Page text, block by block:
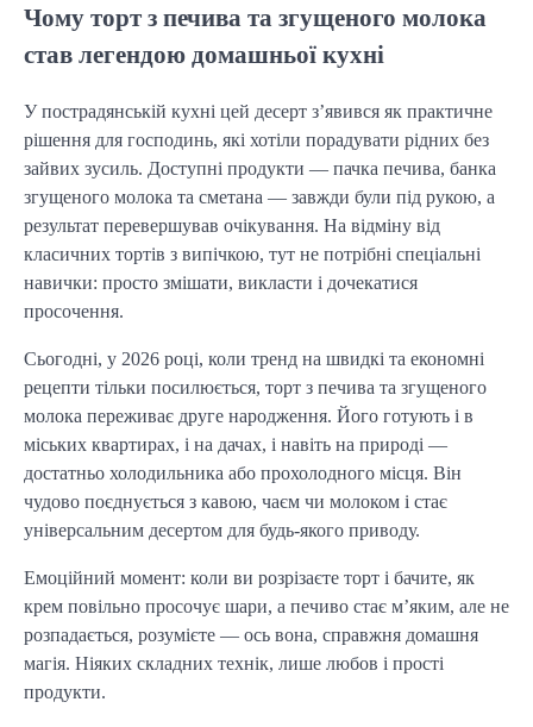
Чому торт з печива та згущеного молока
став легендою домашньої кухні
У пострадянській кухні цей десерт з’явився як практичне
рішення для господинь, які хотіли порадувати рідних без
зайвих зусиль. Доступні продукти — пачка печива, банка
згущеного молока та сметана — завжди були під рукою, а
результат перевершував очікування. На відміну від
класичних тортів з випічкою, тут не потрібні спеціальні
навички: просто змішати, викласти і дочекатися
просочення.
Сьогодні, у 2026 році, коли тренд на швидкі та економні
рецепти тільки посилюється, торт з печива та згущеного
молока переживає друге народження. Його готують і в
міських квартирах, і на дачах, і навіть на природі —
достатньо холодильника або прохолодного місця. Він
чудово поєднується з кавою, чаєм чи молоком і стає
універсальним десертом для будь-якого приводу.
Емоційний момент: коли ви розрізаєте торт і бачите, як
крем повільно просочує шари, а печиво стає м’яким, але не
розпадається, розумієте — ось вона, справжня домашня
магія. Ніяких складних технік, лише любов і прості
продукти.